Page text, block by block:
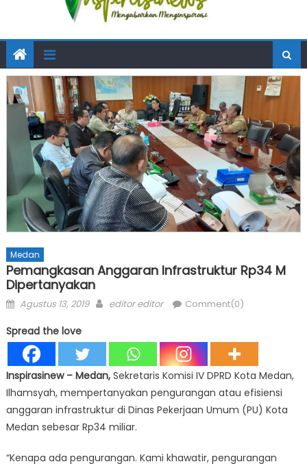
Medan
Pemangkasan Anggaran Infrastruktur Rp34 M
Dipertanyakan
Posted
Agustus 13, 2019 Author
editor editor Comment(0)
Spread the love
Inspirasinew– Medan,Sekretaris Komisi IV DPRD Kota Medan,
Ilhamsyah, mempertanyakan pengurangan atau efisiensi
anggaran infrastruktur di Dinas Pekerjaan Umum (PU) Kota
Medan sebesar Rp34 miliar.
“Kenapa ada pengurangan. Kami khawatir, pengurangan